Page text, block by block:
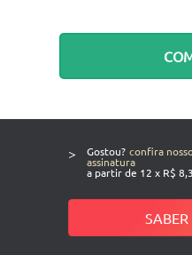
> Gostou? confira
assinatura
a partir de 12 x R$